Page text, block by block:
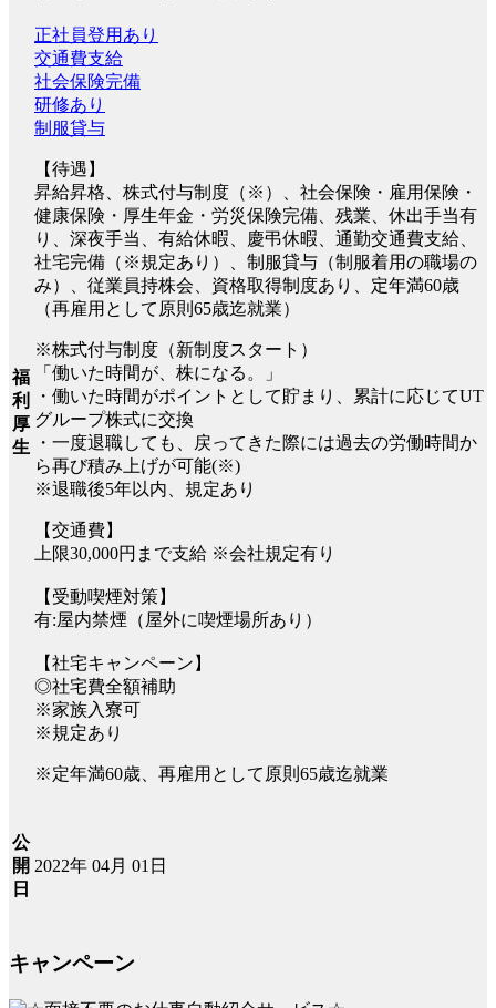
福
利
厚
生
正社員登用あり
交通費支給
社会保険完備
研修あり
制服貸与
【待遇】
昇給昇格、株式付与制度（※）、社会保険・雇用保険・
健康保険・厚生年金・労災保険完備、残業、休出手当有
り、深夜手当、有給休暇、慶弔休暇、通勤交通費支給、
社宅完備（※規定あり）、制服貸与（制服着用の職場の
み）、従業員持株会、資格取得制度あり、定年満60歳
（再雇用として原則65歳迄就業）
※株式付与制度（新制度スタート）
「働いた時間が、株になる。」
・働いた時間がポイントとして貯まり、累計に応じてUT
グループ株式に交換
・一度退職しても、戻ってきた際には過去の労働時間か
ら再び積み上げが可能(※)
※退職後5年以内、規定あり
【交通費】
上限30,000円まで支給 ※会社規定有り
【受動喫煙対策】
有:屋内禁煙（屋外に喫煙場所あり）
【社宅キャンペーン】
◎社宅費全額補助
※家族入寮可
※規定あり
※定年満60歳、再雇用として原則65歳迄就業
公
開
日
2022年 04月 01日
キャンペーン